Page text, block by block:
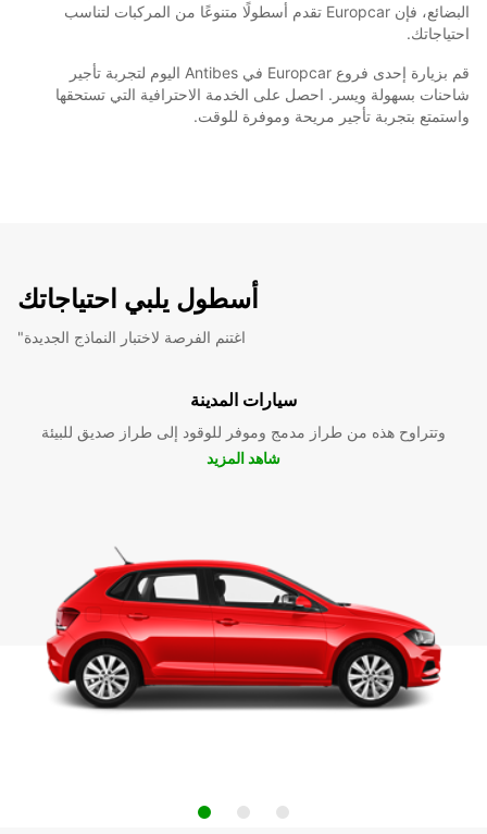
البضائع، فإن Europcar تقدم أسطولًا متنوعًا من المركبات لتناسب
احتياجاتك.
قم بزيارة إحدى فروع Europcar في Antibes اليوم لتجربة تأجير
شاحنات بسهولة ويسر. احصل على الخدمة الاحترافية التي تستحقها
واستمتع بتجربة تأجير مريحة وموفرة للوقت.
أسطول يلبي احتياجاتك
"اغتنم الفرصة لاختبار النماذج الجديدة
سيارات المدينة
وتتراوح هذه من طراز مدمج وموفر للوقود إلى طراز صديق للبيئة
شاهد المزيد